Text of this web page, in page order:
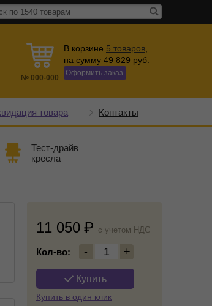
№ 000-000
В корзине 5 товаров
на сумму 49 829 руб.
Оформить заказ
товара Контакты
Тест-драйв
кресла
11 050 c учетом НДС
Кол-во: - 1 +
Купить
Купить в один клик